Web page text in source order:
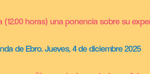
horas) una ponencia sobre su
de Ebro. Jueves, 4 de diciembre 2025